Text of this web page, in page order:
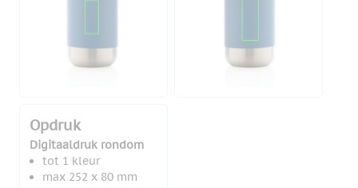
Opdruk
Digitaaldruk rondom
tot 1 kleur
max 252 x 80 mm